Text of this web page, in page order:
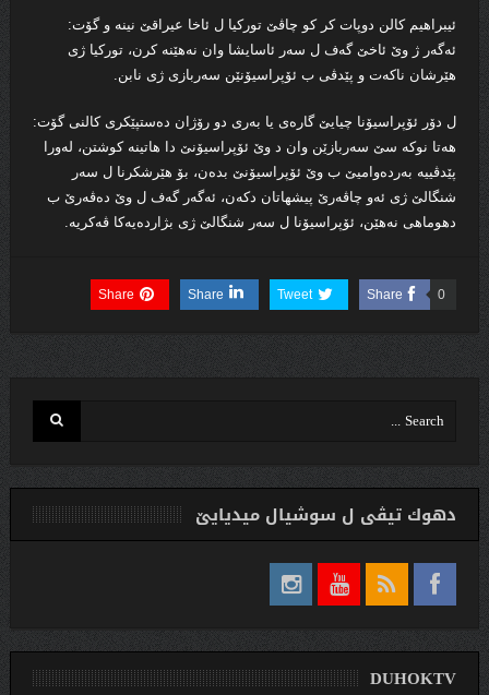
ئیبراھیم کالن دوپات کر کو چاڤێ تورکیا ل ئاخا عیراقێ نینە و گۆت:
ئەگەر ژ وێ ئاخێ گەف ل سەر ئاسایشا وان نەھێنه‌ کرن، تورکیا ژی
ھێرشان ناکەت و پێدڤی ب ئۆپراسیۆنێن سەربازی ژی نابن.
ل دۆر ئۆپراسیۆنا چیایێ گارەی یا بەری دو رۆژان دەستپێکری کالنی گۆت:
هه‌تا نوكه‌ سێ سەربازێن وان د وێ ئۆپراسیۆنێ دا ھاتینە کوشتن، لەورا
پێدڤییە بەردەوامیێ ب وێ ئۆپراسیۆنێ بدەن، بۆ ھێرشکرنا ل سەر
شنگالێ ژی ئەو چاڤەرێ پیشھاتان دکەن، ئه‌گه‌ر گەف ل وێ دەڤەرێ ب
دهوماهى نەھێن، ئۆپراسیۆنا ل سەر شنگالێ ژی بژاردەیەکا ڤەکریە.
Share 0
Tweet
Share
Share
دهوك تیڤی ل سوشیال ميديایێ
DUHOKTV